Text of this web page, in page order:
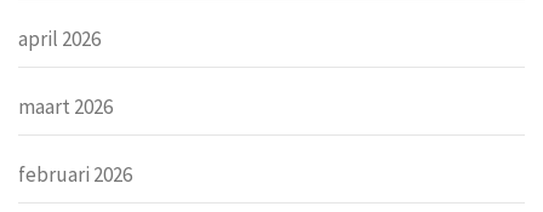
april 2026
maart 2026
februari 2026